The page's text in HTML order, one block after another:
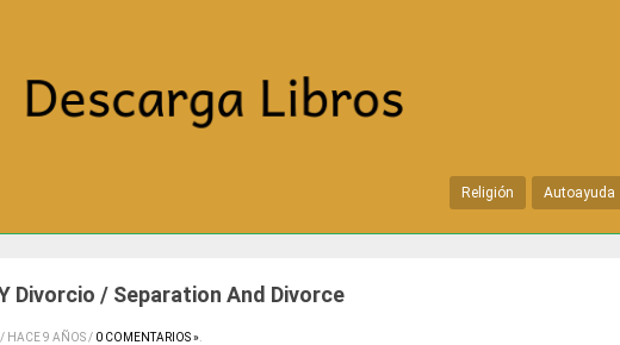
Religión Autoayuda
Divorcio / Separation And Divorce
/ HACE 9 AÑOS / 0 COMENTARIOS »